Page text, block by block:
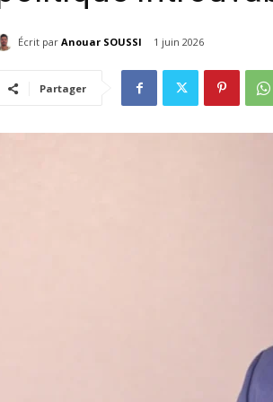
Écrit par Anouar SOUSSI 1 juin 2026
Partager